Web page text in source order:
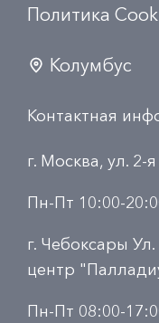
Политика
Колумбус
Контактная
г. Москва, ул. 2-
Пн-Пт 10:00-
г. Чебоксары
центр
Пн-Пт 08:00-